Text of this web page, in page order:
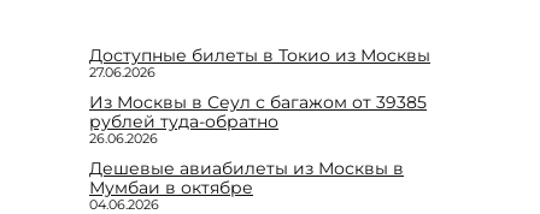
Доступные билеты в Токио из Москвы
27.06.2026
Из Москвы в Сеул с багажом от 39385
рублей туда-обратно
26.06.2026
Дешевые авиабилеты из Москвы в
Мумбаи в октябре
04.06.2026